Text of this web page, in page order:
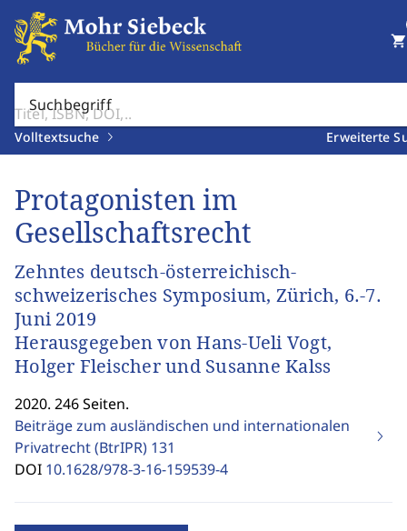
Suchbegriff
Volltextsuche Erweiterte
shopping_cart
Protagonisten im
Gesellschaftsrecht
Zehntes deutsch-österreichisch-
schweizerisches Symposium, Zürich, 6.-7.
Juni 2019
Herausgegeben von Hans-Ueli Vogt,
Holger Fleischer und Susanne Kalss
2020. 246 Seiten.
Beiträge zum ausländischen und internationalen
Privatrecht (BtrIPR) 131
DOI 10.1628/978-3-16-159539-4